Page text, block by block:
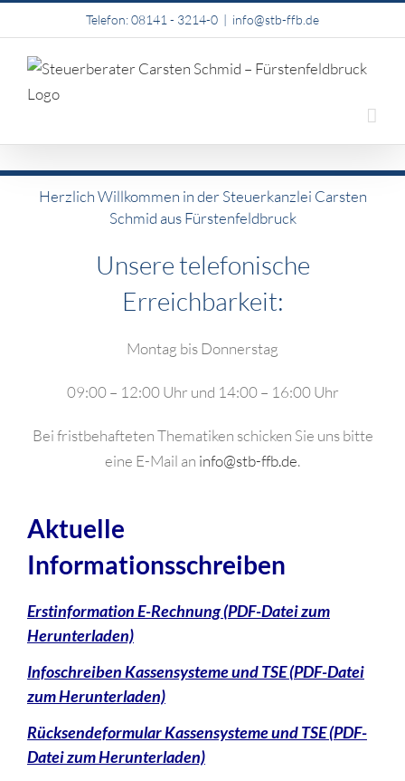
Inhalt
springen
Telefon: 08141 - 3214-0 | info@stb-ffb.de
Herzlich Willkommen in der Steuerkanzlei Carsten
Schmid aus Fürstenfeldbruck
Unsere telefonische
Erreichbarkeit:
Montag bis Donnerstag
09:00 – 12:00 Uhr und 14:00 – 16:00 Uhr
Bei fristbehafteten Thematiken schicken Sie uns bitte
eine E-Mail an info@stb-ffb.de.
Aktuelle
Informationsschreiben
Erstinformation E-Rechnung (PDF-Datei zum
Herunterladen)
Infoschreiben Kassensysteme und TSE (PDF-Datei
zum Herunterladen)
Rücksendeformular Kassensysteme und TSE (PDF-
Datei zum Herunterladen)